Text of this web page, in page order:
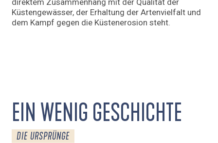
Küstengewässer, der Erhaltung der Artenvielfalt und
dem Kampf gegen die Küstenerosion steht.
EIN WENIG GESCHICHTE
DIE URSPRÜNGE